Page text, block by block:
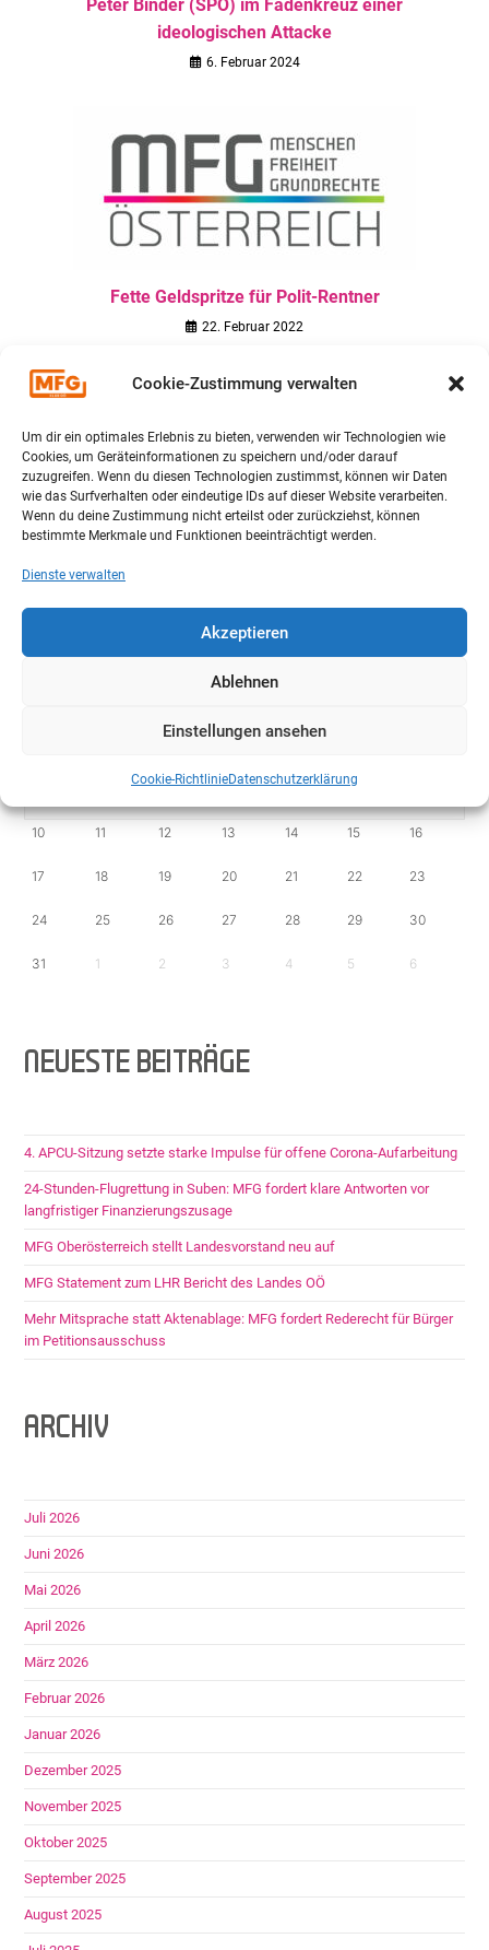
Cookie-Zustimmung verwalten
Um dir ein optimales Erlebnis zu bieten, verwenden wir Technologien wie
Cookies, um Geräteinformationen zu speichern und/oder darauf
zuzugreifen. Wenn du diesen Technologien zustimmst, können wir Daten
wie das Surfverhalten oder eindeutige IDs auf dieser Website verarbeiten.
Wenn du deine Zustimmung nicht erteilst oder zurückziehst, können
bestimmte Merkmale und Funktionen beeinträchtigt werden.
Dienste verwalten
Akzeptieren
Ablehnen
Einstellungen ansehen
Cookie-RichtlinieDatenschutzerklärung
Peter Binder (SPÖ) im Fadenkreuz einer
ideologischen Attacke
6. Februar 2024
Fette Geldspritze für Polit-Rentner
22. Februar 2022
TERMINE
Juli AUGUST 2026 September
6 7
August
Keine Veranstaltungen
10 11 12 13 14 15 16
17 18 19 20 21 22 23
24 25 26 27 28 29 30
31 1 2 3 4 5 6
NEUESTE BEITRÄGE
4. APCU-Sitzung setzte starke Impulse für offene Corona-Aufarbeitung
24-Stunden-Flugrettung in Suben: MFG fordert klare Antworten vor
langfristiger Finanzierungszusage
MFG Oberösterreich stellt Landesvorstand neu auf
MFG Statement zum LHR Bericht des Landes OÖ
Mehr Mitsprache statt Aktenablage: MFG fordert Rederecht für Bürger
im Petitionsausschuss
ARCHIV
Juli 2026
Juni 2026
Mai 2026
April 2026
März 2026
Februar 2026
Januar 2026
Dezember 2025
November 2025
Oktober 2025
September 2025
August 2025